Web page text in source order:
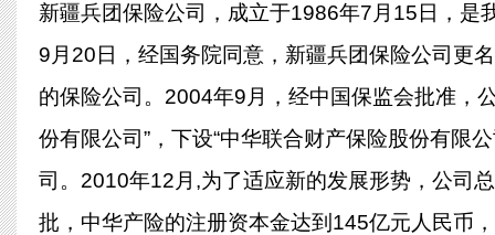
新疆兵团保险公司，成立于1986年7月15日，是
9月20日，经国务院同意，新疆兵团保险公司更
的保险公司。2004年9月，经中国保监会批准，
份有限公司”，下设“中华联合财产保险股份有限
司。2010年12月,为了适应新的发展形势，公司
批，中华产险的注册资本金达到145亿元人民币